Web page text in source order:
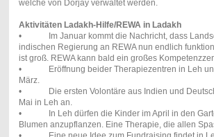
welche von Dorjay verwaltet werden.
Aktivitäten Ladakh-Hilfe/REWA in Ladakh
• Im Januar kommt die Nachricht, dass
indischen Regierung an REWA nun endlich
ist groß. REWA kann bald ein großes
• Eröffnung beider Therapiezentren in Leh
März.
• Die ersten Volontäre aus Indien und
Mai in Leh an.
• In Leh dürfen die Kinder im April in den
Blumen anzupflanzen. Eine Therapie, die allen